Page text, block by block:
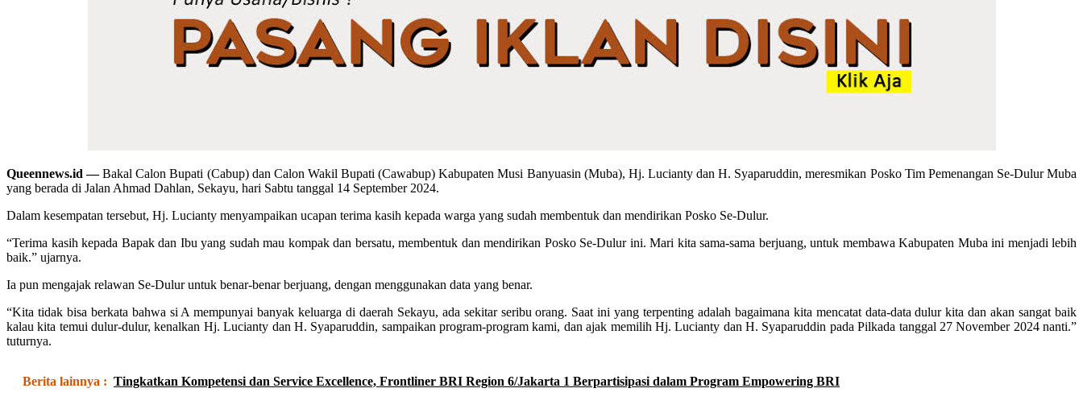
Queennews.id —Bakal Calon Bupati (Cabup) dan Calon Wakil Bupati (Cawabup) Kabupaten Musi Banyuasin (Muba), Hj. Lucianty dan H. Syaparuddin, meresmikan Posko Tim Pemenangan Se-Dulur Muba
yang berada di Jalan Ahmad Dahlan, Sekayu, hari Sabtu tanggal 14 September 2024.
Dalam kesempatan tersebut, Hj. Lucianty menyampaikan ucapan terima kasih kepada warga yang sudah membentuk dan mendirikan Posko Se-Dulur.
“Terima kasih kepada Bapak dan Ibu yang sudah mau kompak dan bersatu, membentuk dan mendirikan Posko Se-Dulur ini. Mari kita sama-sama berjuang, untuk membawa Kabupaten Muba ini menjadi lebih
baik.” ujarnya.
Ia pun mengajak relawan Se-Dulur untuk benar-benar berjuang, dengan menggunakan data yang benar.
“Kita tidak bisa berkata bahwa si A mempunyai banyak keluarga di daerah Sekayu, ada sekitar seribu orang. Saat ini yang terpenting adalah bagaimana kita mencatat data-data dulur kita dan akan sangat baik
kalau kita temui dulur-dulur, kenalkan Hj. Lucianty dan H. Syaparuddin, sampaikan program-program kami, dan ajak memilih Hj. Lucianty dan H. Syaparuddin pada Pilkada tanggal 27 November 2024 nanti.”
tuturnya.
Berita lainnya : Tingkatkan Kompetensi dan Service Excellence, Frontliner BRI Region 6/Jakarta 1 Berpartisipasi dalam Program Empowering BRI